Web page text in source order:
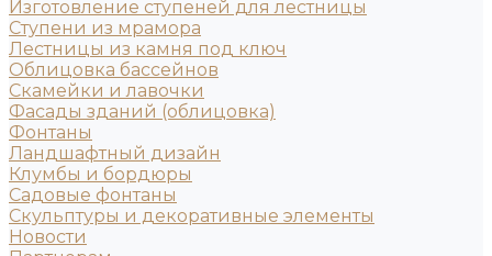
Изготовление ступеней для лестницы
Ступени из мрамора
Лестницы из камня под ключ
Облицовка бассейнов
Скамейки и лавочки
Фасады зданий (облицовка)
Фонтаны
Ландшафтный дизайн
Клумбы и бордюры
Садовые фонтаны
Скульптуры и декоративные элементы
Новости